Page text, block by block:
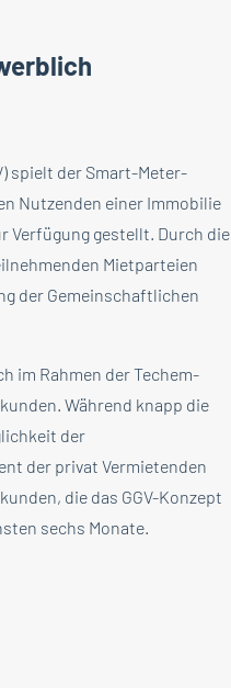
spielt der Smart-Meter-
Nutzenden einer Immobilie
Verfügung gestellt. Durch die
Mietparteien
der Gemeinschaftlichen
im Rahmen der Techem-
Während knapp die
der
der privat Vermietenden
die das GGV-Konzept
sechs Monate.